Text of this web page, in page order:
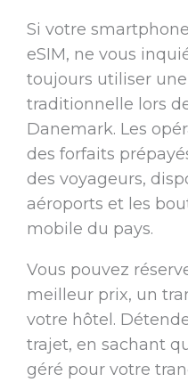
Si votre
eSIM, ne vous
toujours utiliser
traditionnelle lors
Danemark. Les
des forfaits
des voyageurs,
aéroports et les
mobile du pays.
Vous pouvez
meilleur prix, un
votre hôtel.
trajet, en sachant
géré pour votre